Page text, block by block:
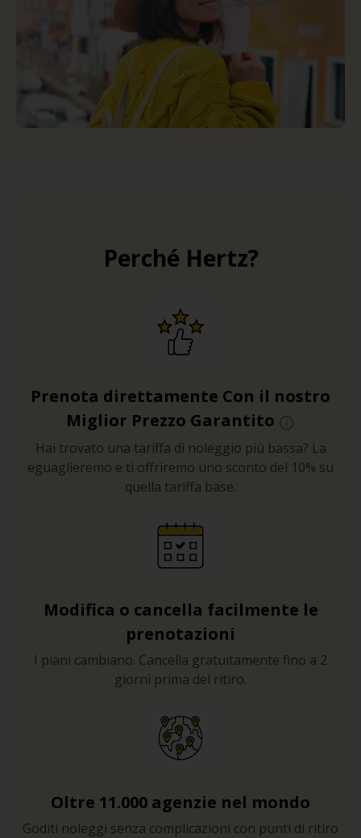
Perché Hertz?
Prenota direttamente Con il nostro
Miglior Prezzo Garantito
Hai trovato una tariffa di noleggio più bassa? La
eguaglieremo e ti offriremo uno sconto del 10% su
quella tariffa base.
Modifica o cancella facilmente le
prenotazioni
I piani cambiano. Cancella gratuitamente fino a 2
giorni prima del ritiro.
Oltre 11.000 agenzie nel mondo
Goditi noleggi senza complicazioni con punti di ritiro